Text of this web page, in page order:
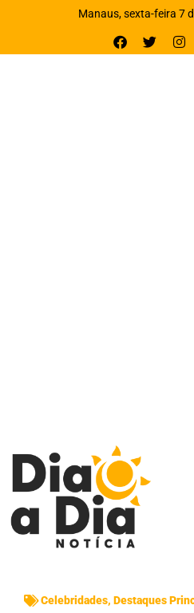
Manaus, sexta-feira 7
Celebridades, Destaques